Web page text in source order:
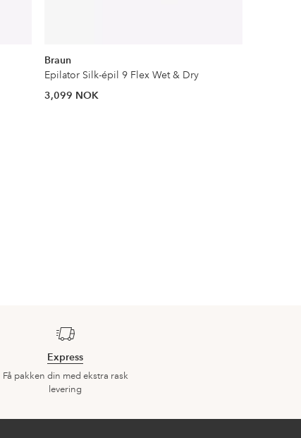
Braun
Epilator Silk-épil 9 Flex Wet & Dry
3,099 NOK
Express
Få pakken din med ekstra rask
levering